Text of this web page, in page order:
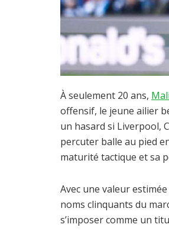
À seulement 20 ans,
offensif, le jeune ailier
un hasard si Liverpool,
percuter balle au pied
maturité tactique et sa
Avec une valeur
noms clinquants du
s’imposer comme un